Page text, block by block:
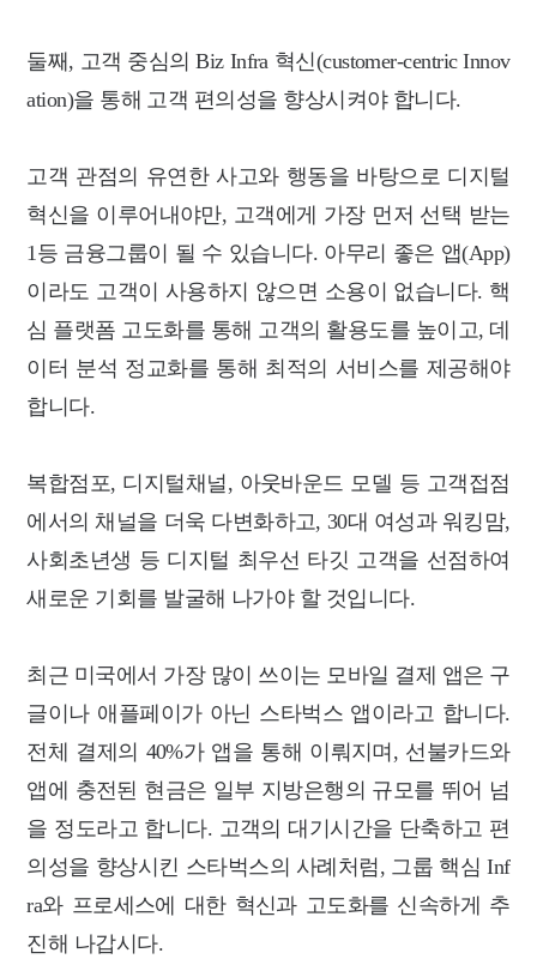
둘째, 고객 중심의 Biz Infra 혁신(customer-centric Innov
ation)을 통해 고객 편의성을 향상시켜야 합니다.
고객 관점의 유연한 사고와 행동을 바탕으로 디지털
혁신을 이루어내야만, 고객에게 가장 먼저 선택 받는
1등 금융그룹이 될 수 있습니다. 아무리 좋은 앱(App)
이라도 고객이 사용하지 않으면 소용이 없습니다. 핵
심 플랫폼 고도화를 통해 고객의 활용도를 높이고, 데
이터 분석 정교화를 통해 최적의 서비스를 제공해야
합니다.
복합점포, 디지털채널, 아웃바운드 모델 등 고객접점
에서의 채널을 더욱 다변화하고, 30대 여성과 워킹맘,
사회초년생 등 디지털 최우선 타깃 고객을 선점하여
새로운 기회를 발굴해 나가야 할 것입니다.
최근 미국에서 가장 많이 쓰이는 모바일 결제 앱은 구
글이나 애플페이가 아닌 스타벅스 앱이라고 합니다.
전체 결제의 40%가 앱을 통해 이뤄지며, 선불카드와
앱에 충전된 현금은 일부 지방은행의 규모를 뛰어 넘
을 정도라고 합니다. 고객의 대기시간을 단축하고 편
의성을 향상시킨 스타벅스의 사례처럼, 그룹 핵심 Inf
ra와 프로세스에 대한 혁신과 고도화를 신속하게 추
진해 나갑시다.